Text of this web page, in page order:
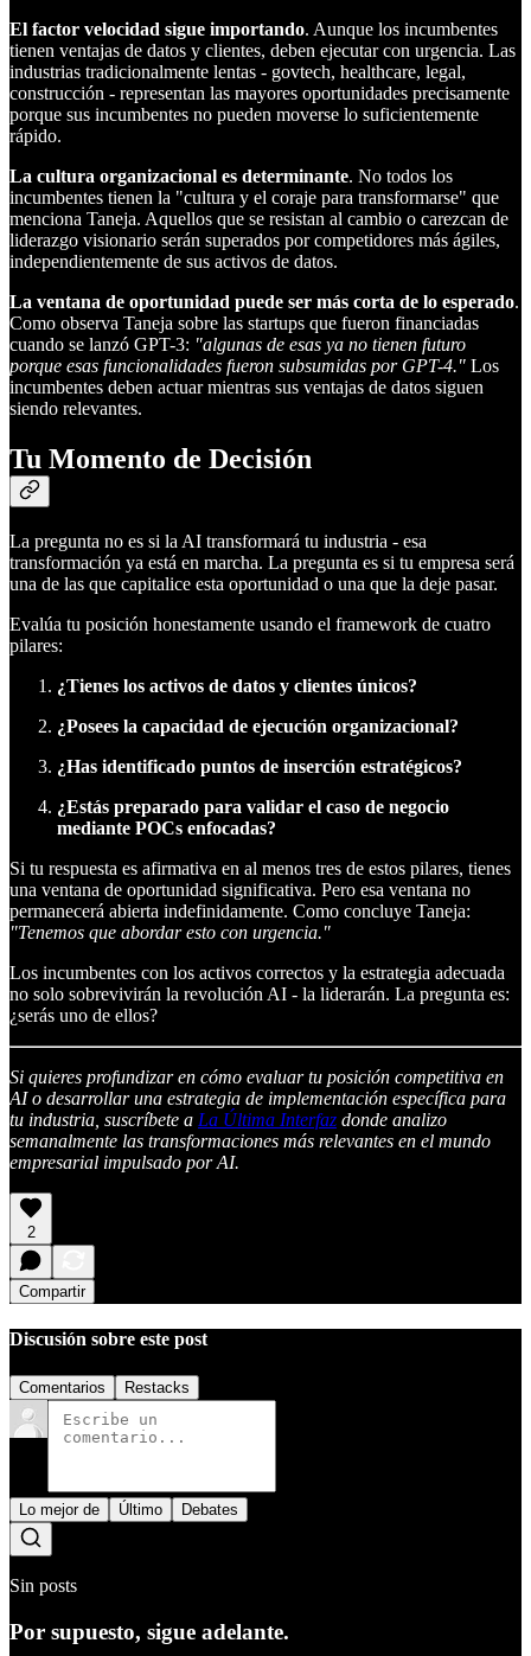
El factor velocidad sigue importando. Aunque los incumbentes
tienen ventajas de datos y clientes, deben ejecutar con urgencia. Las
industrias tradicionalmente lentas - govtech, healthcare, legal,
construcción - representan las mayores oportunidades precisamente
porque sus incumbentes no pueden moverse lo suficientemente
rápido.
La cultura organizacional es determinante. No todos los
incumbentes tienen la "cultura y el coraje para transformarse" que
menciona Taneja. Aquellos que se resistan al cambio o carezcan de
liderazgo visionario serán superados por competidores más ágiles,
independientemente de sus activos de datos.
La ventana de oportunidad puede ser más corta de lo esperado.
Como observa Taneja sobre las startups que fueron financiadas
cuando se lanzó GPT-3: "algunas de esas ya no tienen futuro
porque esas funcionalidades fueron subsumidas por GPT-4." Los
incumbentes deben actuar mientras sus ventajas de datos siguen
siendo relevantes.
Tu Momento de Decisión
La pregunta no es si la AI transformará tu industria - esa
transformación ya está en marcha. La pregunta es si tu empresa será
una de las que capitalice esta oportunidad o una que la deje pasar.
Evalúa tu posición honestamente usando el framework de cuatro
pilares:
¿Tienes los activos de datos y clientes únicos?
¿Posees la capacidad de ejecución organizacional?
¿Has identificado puntos de inserción estratégicos?
¿Estás preparado para validar el caso de negocio
mediante POCs enfocadas?
Si tu respuesta es afirmativa en al menos tres de estos pilares, tienes
una ventana de oportunidad significativa. Pero esa ventana no
permanecerá abierta indefinidamente. Como concluye Taneja:
"Tenemos que abordar esto con urgencia."
Los incumbentes con los activos correctos y la estrategia adecuada
no solo sobrevivirán la revolución AI - la liderarán. La pregunta es:
¿serás uno de ellos?
Si quieres profundizar en cómo evaluar tu posición competitiva en
AI o desarrollar una estrategia de implementación específica para
tu industria, suscríbete a La Última Interfaz donde analizo
semanalmente las transformaciones más relevantes en el mundo
empresarial impulsado por AI.
2
Compartir
Discusión sobre este post
Comentarios Restacks
Lo mejor de Último Debates
Sin posts
Por supuesto, sigue adelante.